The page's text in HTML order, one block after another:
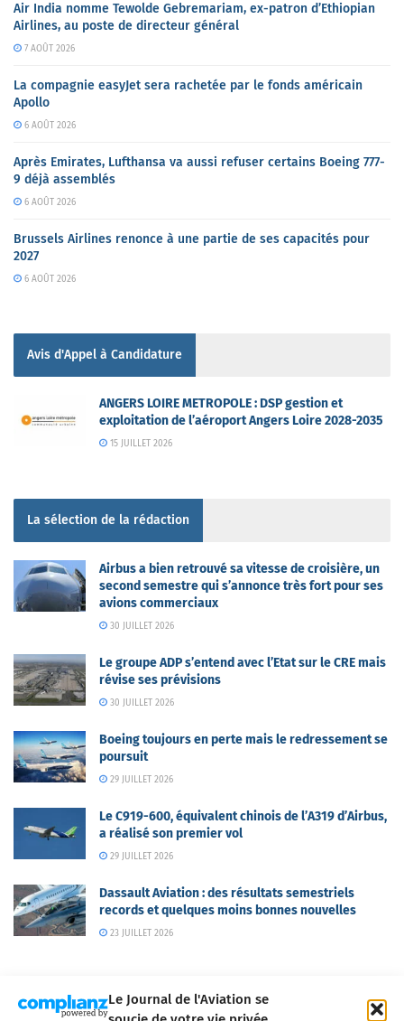
Le Journal de l'Aviation se
Air India nomme Tewolde Gebremariam, ex-patron d’Ethiopian
Airlines, au poste de directeur général
7 AOÛT 2026
La compagnie easyJet sera rachetée par le fonds américain
Apollo
6 AOÛT 2026
Après Emirates, Lufthansa va aussi refuser certains Boeing 777-
9 déjà assemblés
6 AOÛT 2026
Brussels Airlines renonce à une partie de ses capacités pour
2027
6 AOÛT 2026
Avis d'Appel à Candidature
ANGERS LOIRE METROPOLE : DSP gestion et
exploitation de l’aéroport Angers Loire 2028-2035
15 JUILLET 2026
La sélection de la rédaction
Airbus a bien retrouvé sa vitesse de croisière, un
second semestre qui s’annonce très fort pour ses
avions commerciaux
30 JUILLET 2026
Le groupe ADP s’entend avec l’Etat sur le CRE mais
révise ses prévisions
30 JUILLET 2026
Boeing toujours en perte mais le redressement se
poursuit
29 JUILLET 2026
Le C919-600, équivalent chinois de l’A319 d’Airbus,
a réalisé son premier vol
29 JUILLET 2026
Dassault Aviation : des résultats semestriels
records et quelques moins bonnes nouvelles
23 JUILLET 2026